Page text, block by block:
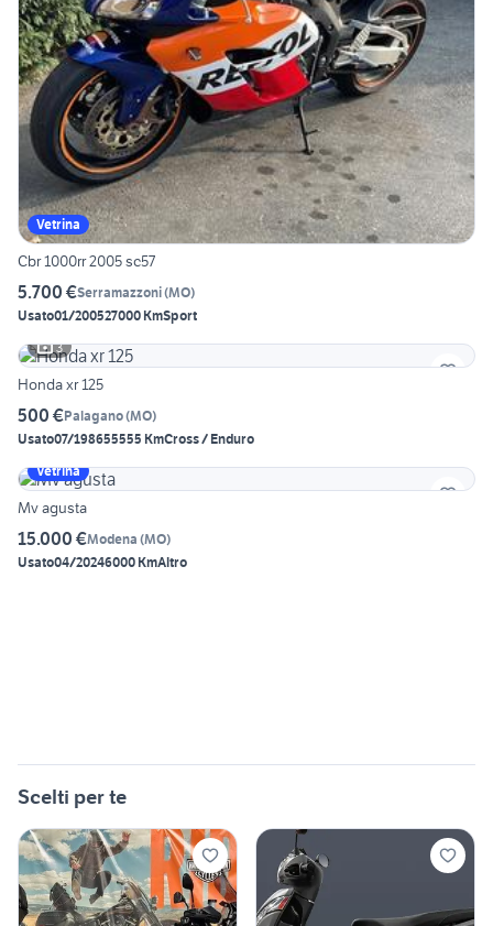
Vetrina
Cbr 1000rr 2005 sc57
5.700 €Serramazzoni(MO)
Usato01/200527000 KmSport
3
Honda xr 125
500 €Palagano(MO)
Usato07/198655555 KmCross / Enduro
Vetrina
Mv agusta
15.000 €Modena (MO)
Usato04/20246000 KmAltro
Scelti per te